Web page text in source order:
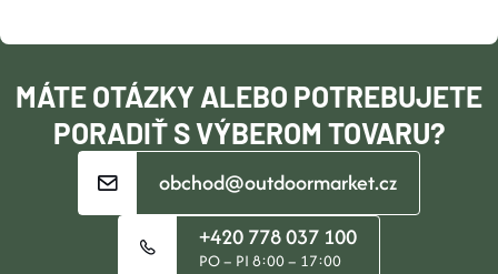
U
T
MÁTE OTÁZKY ALEBO POTREBUJETE
PORADIŤ S VÝBEROM TOVARU?
obchod@outdoormarket.cz
+420 778 037 100
PO – PI 8:00 – 17:00